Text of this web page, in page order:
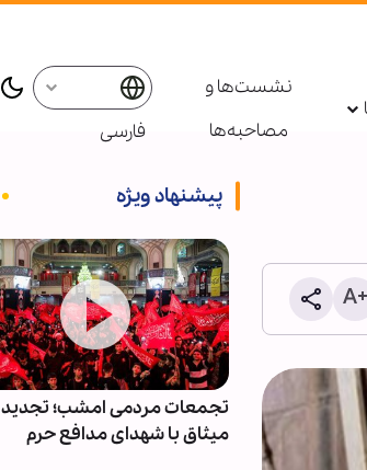
نشست‌ها و
مصاحبه‌ها
فارسی
پیشنهاد ویژه
ده‌ها کشتی از
تجمعات مردمی امشب؛ تجدید
میثاق با شهدای مدافع حرم